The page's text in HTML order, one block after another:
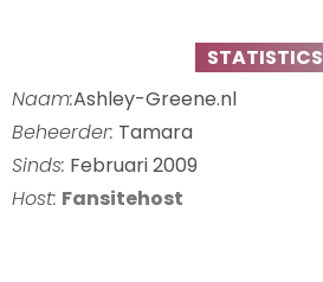
STATISTICS
Naam:Ashley-Greene.nl
Beheerder: Tamara
Sinds: Februari 2009
Host: Fansitehost